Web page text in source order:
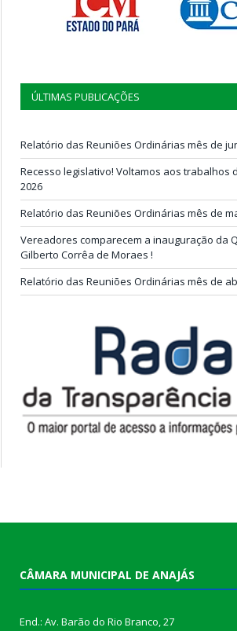
ÚLTIMAS PUBLICAÇÕES
Relatório das Reuniões Ordinárias mês de
Recesso legislativo! Voltamos aos trabalhos
2026
Relatório das Reuniões Ordinárias mês de
Vereadores comparecem a inauguração da
Gilberto Corrêa de Moraes !
Relatório das Reuniões Ordinárias mês de
CÂMARA MUNICIPAL DE ANAJÁS
End.: Av. Barão do Rio Branco, 27